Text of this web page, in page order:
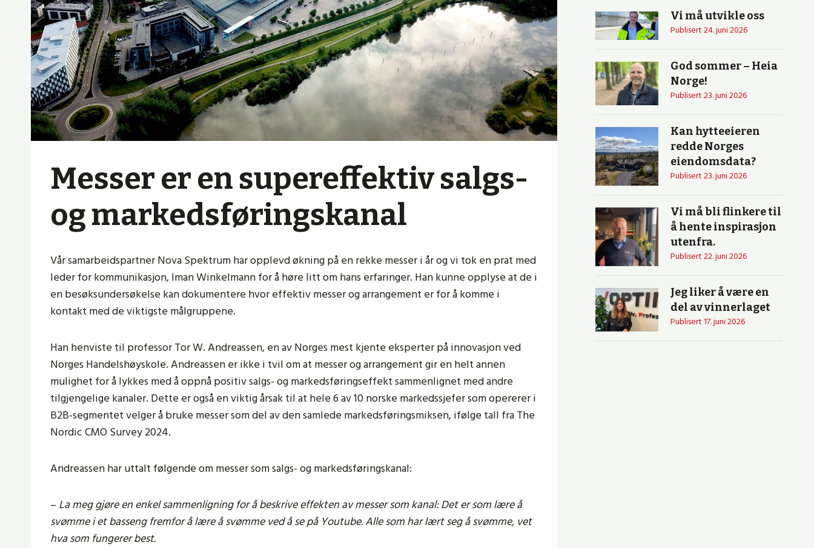
Messer er en supereffektiv salgs-
og markedsføringskanal
Vår samarbeidspartner Nova Spektrum har opplevd økning på en rekke messer i år og vi tok en prat med
leder for kommunikasjon, Iman Winkelmann for å høre litt om hans erfaringer. Han kunne opplyse at de i
en besøksundersøkelse kan dokumentere hvor effektiv messer og arrangement er for å komme i
kontakt med de viktigste målgruppene.
Han henviste til professor Tor W. Andreassen, en av Norges mest kjente eksperter på innovasjon ved
Norges Handelshøyskole. Andreassen er ikke i tvil om at messer og arrangement gir en helt annen
mulighet for å lykkes med å oppnå positiv salgs- og markedsføringseffekt sammenlignet med andre
tilgjengelige kanaler. Dette er også en viktig årsak til at hele 6 av 10 norske markedssjefer som opererer i
B2B-segmentet velger å bruke messer som del av den samlede markedsføringsmiksen, ifølge tall fra The
Nordic CMO Survey 2024.
Andreassen har uttalt følgende om messer som salgs- og markedsføringskanal:
– La meg gjøre en enkel sammenligning for å beskrive effekten av messer som kanal: Det er som lære å
svømme i et basseng fremfor å lære å svømme ved å se på Youtube. Alle som har lært seg å svømme, vet
hva som fungerer best.
Vi må utvikle oss
Publisert24. juni 2026
God sommer – Heia
Norge!
Publisert23. juni 2026
Kan hytteeieren
redde Norges
eiendomsdata?
Publisert23. juni 2026
Vi må bli flinkere til
å hente inspirasjon
utenfra.
Publisert22. juni 2026
Jeg liker å være en
del av vinnerlaget
Publisert17. juni 2026